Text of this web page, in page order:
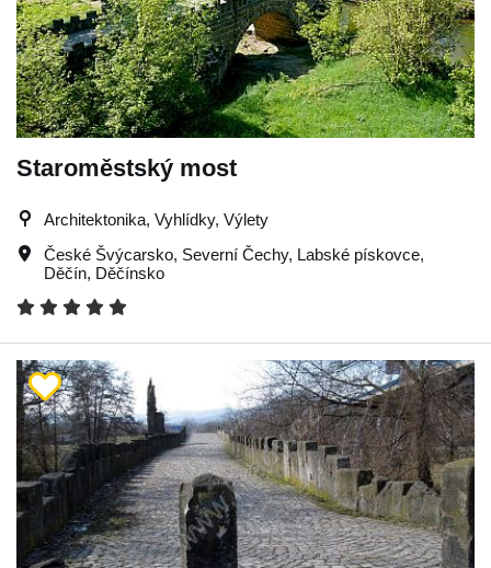
Staroměstský most
Architektonika, Vyhlídky, Výlety
České Švýcarsko, Severní Čechy, Labské pískovce,
Děčín, Děčínsko